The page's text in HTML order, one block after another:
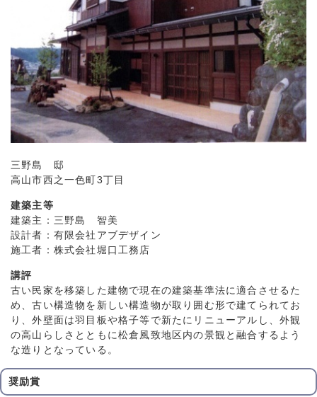
三野島 邸
高山市西之一色町3丁目
建築主等
建築主：三野島 智美
設計者：有限会社アブデザイン
施工者：株式会社堀口工務店
講評
古い民家を移築した建物で現在の建築基準法に適合させるた
め、古い構造物を新しい構造物が取り囲む形で建てられてお
り、外壁面は羽目板や格子等で新たにリニューアルし、外観
の高山らしさとともに松倉風致地区内の景観と融合するよう
な造りとなっている。
奨励賞